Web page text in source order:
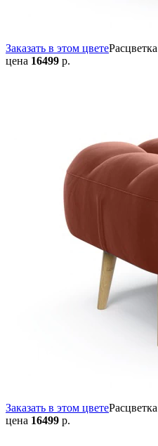
Заказать в этом цветеРасцветка
цена 16499 р.
Заказать в этом цветеРасцветка
цена 16499 р.